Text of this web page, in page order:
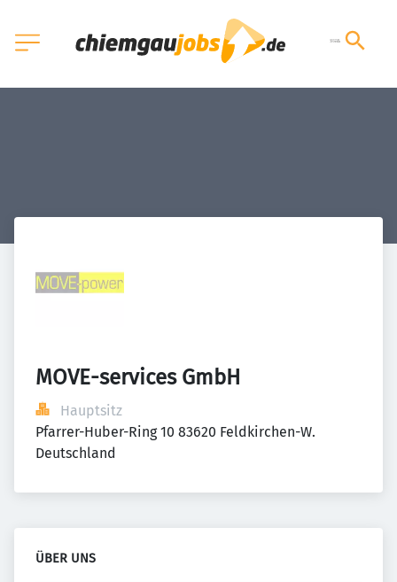
MOVE-services GmbH
Hauptsitz
Pfarrer-Huber-Ring 10 83620 Feldkirchen-W.
Deutschland
ÜBER UNS